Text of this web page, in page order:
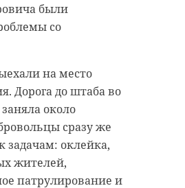
были
со
на место
Дорога до штаба во
около
сразу же
задачам: оклейка,
жителей,
патрулирование и